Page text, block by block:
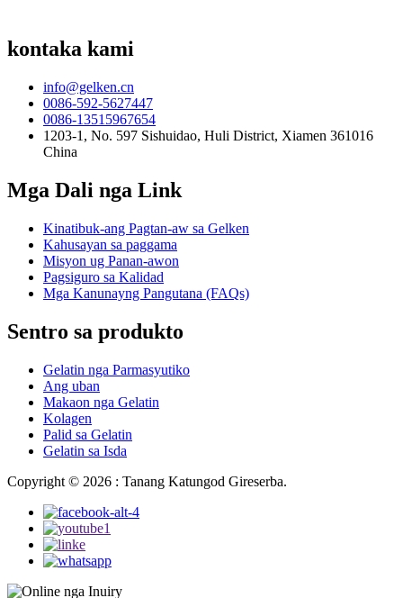
kontaka kami
info@gelken.cn
0086-592-5627447
0086-13515967654
1203-1, No. 597 Sishuidao, Huli District, Xiamen 361016
China
Mga Dali nga Link
Kinatibuk-ang Pagtan-aw sa Gelken
Kahusayan sa paggama
Misyon ug Panan-awon
Pagsiguro sa Kalidad
Mga Kanunayng Pangutana (FAQs)
Sentro sa produkto
Gelatin nga Parmasyutiko
Ang uban
Makaon nga Gelatin
Kolagen
Palid sa Gelatin
Gelatin sa Isda
Copyright © 2026 : Tanang Katungod Gireserba.